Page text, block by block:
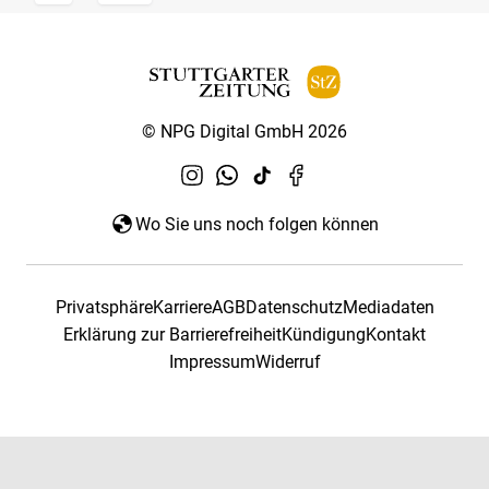
© NPG Digital GmbH 2026
Wo Sie uns noch folgen können
PrivatsphäreKarriereAGBDatenschutzMediadaten
Erklärung zur BarrierefreiheitKündigungKontakt
ImpressumWiderruf